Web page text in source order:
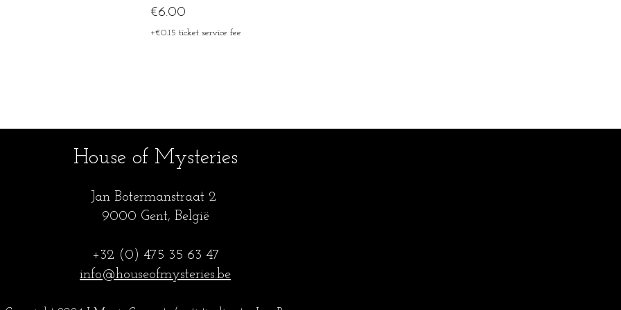
€6.00
+€0.15 ticket service fee
House of Mysteries
Jan Botermanstraat 2
9000 Gent, België
+32 (0) 475 35 63 47
info@houseofmysteries.be